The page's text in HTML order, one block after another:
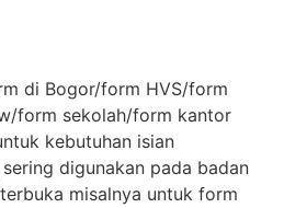
di Bogor/form HVS/form
form sekolah/form kantor
kebutuhan isian
digunakan pada badan
misalnya untuk form